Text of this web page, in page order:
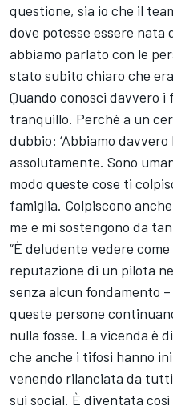
questione, sia io che il
dove potesse essere nata
abbiamo parlato con le
stato subito chiaro che
Quando conosci davvero
tranquillo. Perché a un
dubbio: ‘Abbiamo davvero
assolutamente. Sono
modo queste cose ti
famiglia. Colpiscono
me e mi sostengono da
“È deludente vedere
reputazione di un pilota
senza alcun fondamento
queste persone
nulla fosse. La vicenda è
che anche i tifosi hanno
venendo rilanciata da
sui social. È diventata